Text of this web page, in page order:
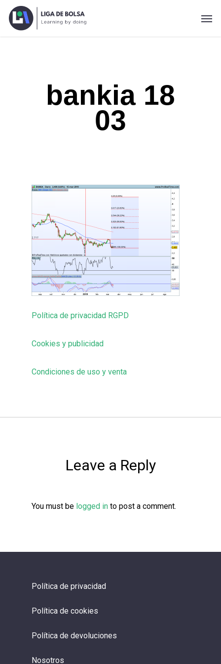
Skip
bankia 18
03
Política de privacidad RGPD
Cookies y publicidad
Condiciones de uso y venta
Leave a Reply
You must be logged in to post a comment.
Política de privacidad
Política de cookies
Política de devoluciones
Nosotros